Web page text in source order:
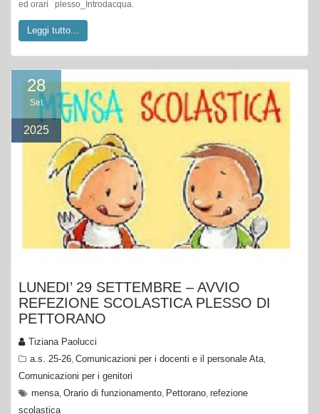
Set
2025
LUNEDI’ 29 SETTEMBRE – AVVIO
PETTORANO
Tiziana Paolucci
a.s. 25-26 ,Comunicazioni per i docenti e il personale Ata
Comunicazioni per i genitori
mensa,Orario di funzionamento,Pettorano ,refezione
scolastica
Si comunica che lunedì 29 settembre 2025 sarà attivo il servizio di